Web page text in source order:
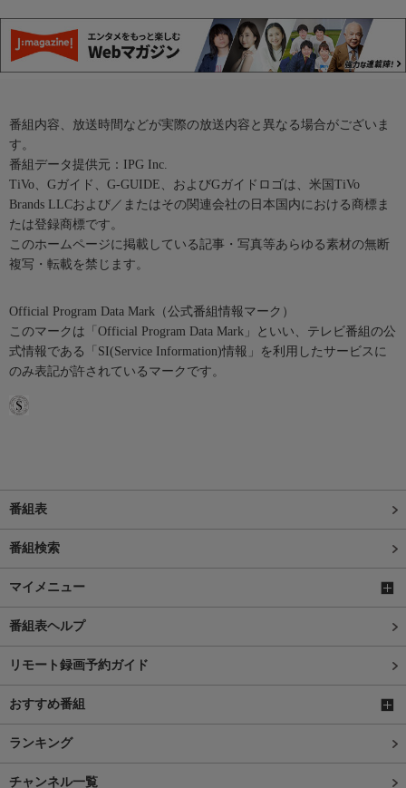
番組内容、放送時間などが実際の放送内容と異なる場合がございま
す。
番組データ提供元：IPG Inc.
TiVo、Gガイド、G-GUIDE、およびGガイドロゴは、米国TiVo
Brands LLCおよび／またはその関連会社の日本国内における商標ま
たは登録商標です。
このホームページに掲載している記事・写真等あらゆる素材の無断
複写・転載を禁じます。
Official Program Data Mark（公式番組情報マーク）
このマークは「Official Program Data Mark」といい、テレビ番組の公
式情報である「SI(Service Information)情報」を利用したサービスに
のみ表記が許されているマークです。
番組表
番組検索
マイメニュー
番組表ヘルプ
リモート録画予約ガイド
おすすめ番組
ランキング
チャンネル一覧